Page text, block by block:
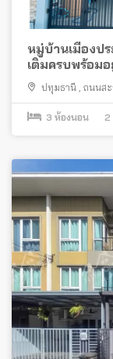
หมู่บ้านเมืองป
เติมครบพร้อม
ปทุมธานี , ถนนส
3 ห้องนอน 2